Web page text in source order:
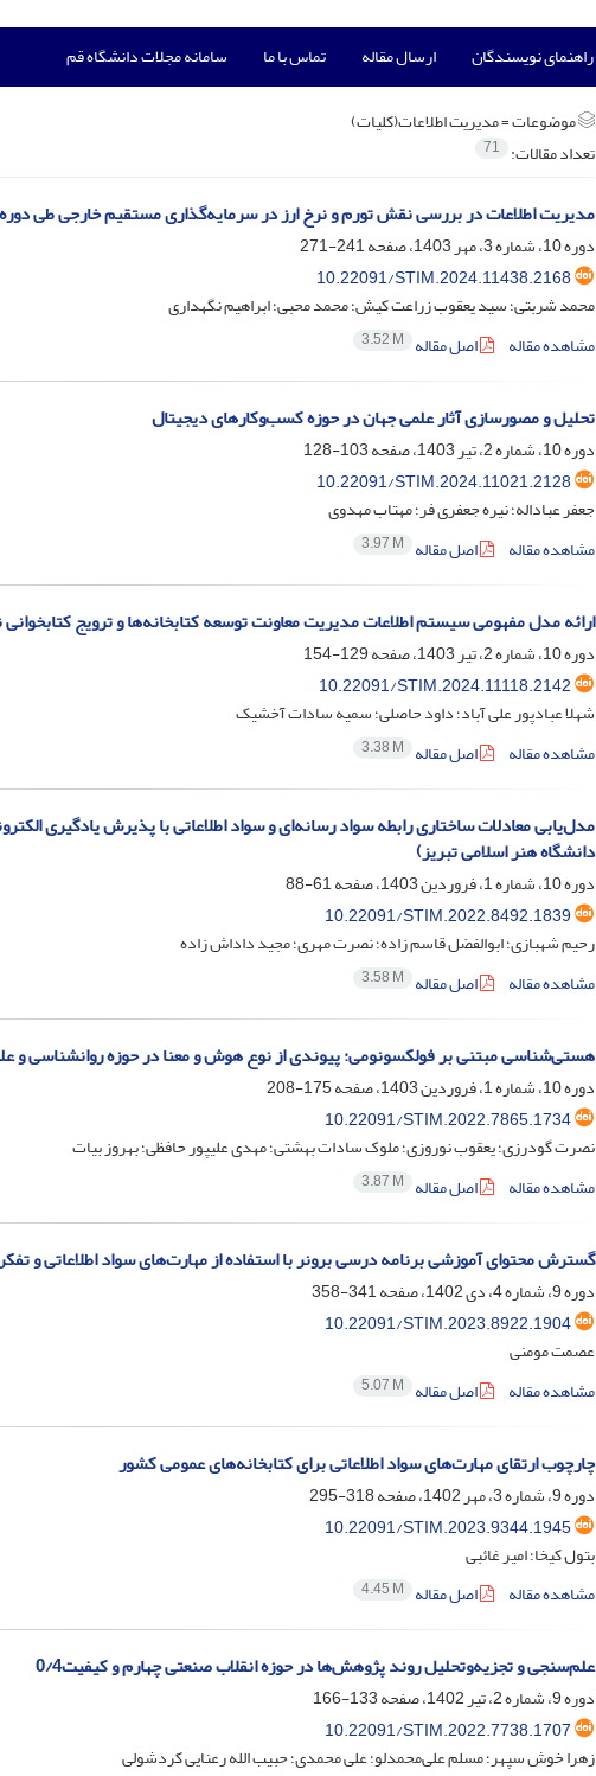
راهنمای نویسندگان ارسال مقاله تماس با ما سامانه مجلات دانشگاه قم
موضوعات =مدیریت اطلاعات(کلیات)
تعداد مقالات: 71
مدیریت اطلاعات در بررسی نقش تورم و نرخ ارز در سرمایه‌گذاری مستقیم خارجی طی دوره (1402-
دوره 10، شماره 3، مهر 1403، صفحه
241-271
10.22091/STIM.2024.11438.2168
محمد شربتی؛ سید یعقوب زراعت کیش؛ محمد محبی؛ ابراهیم نگهداری
مشاهده مقاله
اصل مقاله 3.52 M
تحلیل و مصورسازی آثار علمی جهان در حوزه کسب‌وکارهای دیجیتال
دوره 10، شماره 2، تیر 1403، صفحه
103-128
10.22091/STIM.2024.11021.2128
جعفر عباداله؛ نیره جعفری فر؛ مهتاب مهدوی
مشاهده مقاله
اصل مقاله 3.97 M
ارائه مدل مفهومی سیستم اطلاعات مدیریت معاونت توسعه کتابخانه‌ها و ترویج
دوره 10، شماره 2، تیر 1403، صفحه
129-154
10.22091/STIM.2024.11118.2142
شهلا عبادپور علی آباد؛ داود حاصلی؛ سمیه سادات آخشیک
مشاهده مقاله
اصل مقاله 3.38 M
دانشگاه هنر اسلامی تبریز)
دوره 10، شماره 1، فروردین 1403، صفحه
61-88
10.22091/STIM.2022.8492.1839
رحیم شهبازی؛ ابوالفضل قاسم زاده؛ نصرت مهری؛ مجید داداش زاده
مشاهده مقاله
اصل مقاله 3.58 M
هستی‌شناسی مبتنی بر فولکسونومی: پیوندی از نوع هوش و معنا در حوزه روانشناسی و
دوره 10، شماره 1، فروردین 1403، صفحه
175-208
10.22091/STIM.2022.7865.1734
نصرت گودرزی؛ یعقوب نوروزی؛ ملوک سادات بهشتی؛ مهدی علیپور حافظی؛ بهروز بیات
مشاهده مقاله
اصل مقاله 3.87 M
گسترش محتوای آموزشی برنامه درسی برونر با استفاده از مهارت‌های سواد اطلاعاتی و
دوره 9، شماره 4، دی 1402، صفحه
341-358
10.22091/STIM.2023.8922.1904
عصمت مومنی
مشاهده مقاله
اصل مقاله 5.07 M
چارچوب ارتقای مهارت‌‌های سواد اطلاعاتی برای کتابخانه‌‌های عمومی کشور
دوره 9، شماره 3، مهر 1402، صفحه
318-295
10.22091/STIM.2023.9344.1945
بتول کیخا؛ امیر غائبی
مشاهده مقاله
اصل مقاله 4.45 M
علم‌سنجی و تجزیه‌‌و‌‌تحلیل روند پژوهش‌‌ها در حوزه انقلاب صنعتی چهارم و کیفیت0/4
دوره 9، شماره 2، تیر 1402، صفحه
133-166
10.22091/STIM.2022.7738.1707
زهرا خوش سپهر؛ مسلم علی‌محمدلو؛ علی محمدی؛ حبیب الله رعنایی کردشولی